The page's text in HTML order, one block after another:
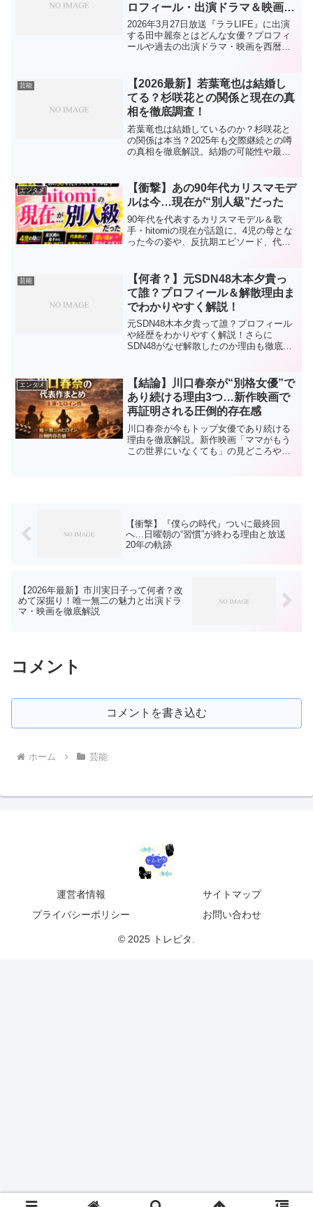
ロフィール・出演ドラマ＆映画を
一挙まとめ！
2026年3月27日放送『ララLIFE』に出演
する田中麗奈とはどんな女優？プロフィ
ールや過去の出演ドラマ・映画を西暦付
芸能
【2026最新】若葉竜也は結婚し
てる？杉咲花との関係と現在の真
相を徹底調査！
若葉竜也は結婚しているのか？杉咲花と
の関係は本当？2025年も交際継続との噂
の真相を徹底解説。結婚の可能性や最新
エンタメ
【衝撃】あの90年代カリスマモデ
ルは今…現在が“別人級”だった
90年代を代表するカリスマモデル＆歌
手・hitomiの現在が話題に。4児の母とな
った今の姿や、反抗期エピソード、代表
した。
芸能
【何者？】元SDN48木本夕貴っ
て誰？プロフィール＆解散理由ま
でわかりやすく解説！
元SDN48木本夕貴って誰？プロフィール
や経歴をわかりやすく解説！さらに
SDN48がなぜ解散したのか理由も徹底ま
エンタメ
【結論】川口春奈が“別格女優”で
あり続ける理由3つ…新作映画で
再証明される圧倒的存在感
川口春奈が今もトップ女優であり続ける
理由を徹底解説。新作映画「ママがもう
この世界にいなくても」の見どころや過
【衝撃】『僕らの時代』ついに最終回
へ…日曜朝の“習慣”が終わる理由と放送
20年の軌跡
【2026年最新】市川実日子って何者？改
めて深掘り！唯一無二の魅力と出演ドラ
マ・映画を徹底解説
コメント
コメントを書き込む
ホーム 芸能
運営者情報
サイトマップ
プライバシーポリシー
お問い合わせ
© 2025 トレピタ.